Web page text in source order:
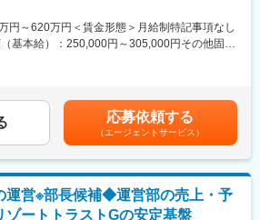
記載の必須条件に加え、下記経験をお持ちの方
ウェア、ヘルスケア分野における法務経験
経験（特許・商標出願、侵害対応など）
レビューや海外拠点対応など）
長：
目指せる環境です。
客様である国内医薬品メーカーにて、医薬品の
いただきます。
2か月間MR導入研修を受講し、MR資格を取得
。
ードルが高く思われる方もいるかもしれませ
は業界平均より20%ほど高い95%程度を維持
べる環境を整えているため、専門知識は入社
円～620万円＜賃金形態＞月給制特記事項なし
基本給）：250,000円～305,000円その他固定
補足】プロジェクト稼働手当(35,000円)、外勤
／外勤3.5時間以上）■変動賞与制（6月・12
6ヶ月分■インセンティブ：3月（対象者）賃
の金額であり、選考を通じて上下する可能性
月額)は固定手当を含めた表記です。
応募依頼する
（エージェントサービス）
運営※部長候補◆運営部の売上・予
ゾートトラストGの安定基盤